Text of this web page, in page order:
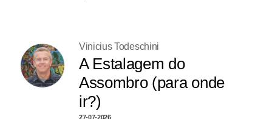
Vinicius Todeschini
A Estalagem do
Assombro (para onde
ir?)
27-07-2026